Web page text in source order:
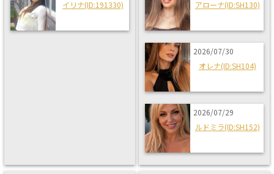
イリナ(ID:191330)
アローナ(ID:SH130)
2026/07/30
オレナ(ID:SH104)
2026/07/29
ルドミラ(ID:SH152)